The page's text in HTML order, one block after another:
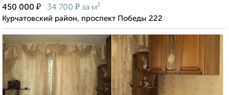
450 000 ₽ 34 700 ₽ за м²
Курчатовский район, проспект Победы 222